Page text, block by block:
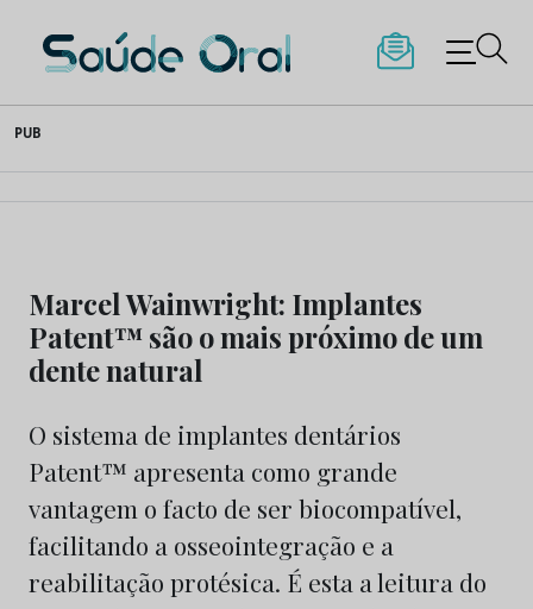
to
content
Saúde Oral
PUB
Marcel Wainwright: Implantes
Patent™ são o mais próximo de um
dente natural
O sistema de implantes dentários
Patent™ apresenta como grande
vantagem o facto de ser biocompatível,
facilitando a osseointegração e a
reabilitação protésica. É esta a leitura do